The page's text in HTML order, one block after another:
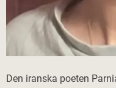
Den iranska poeten